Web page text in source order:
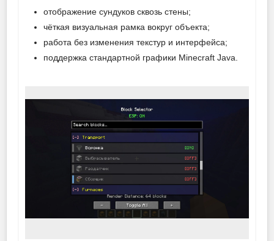
отображение сундуков сквозь стены;
чёткая визуальная рамка вокруг объекта;
работа без изменения текстур и интерфейса;
поддержка стандартной графики Minecraft Java.